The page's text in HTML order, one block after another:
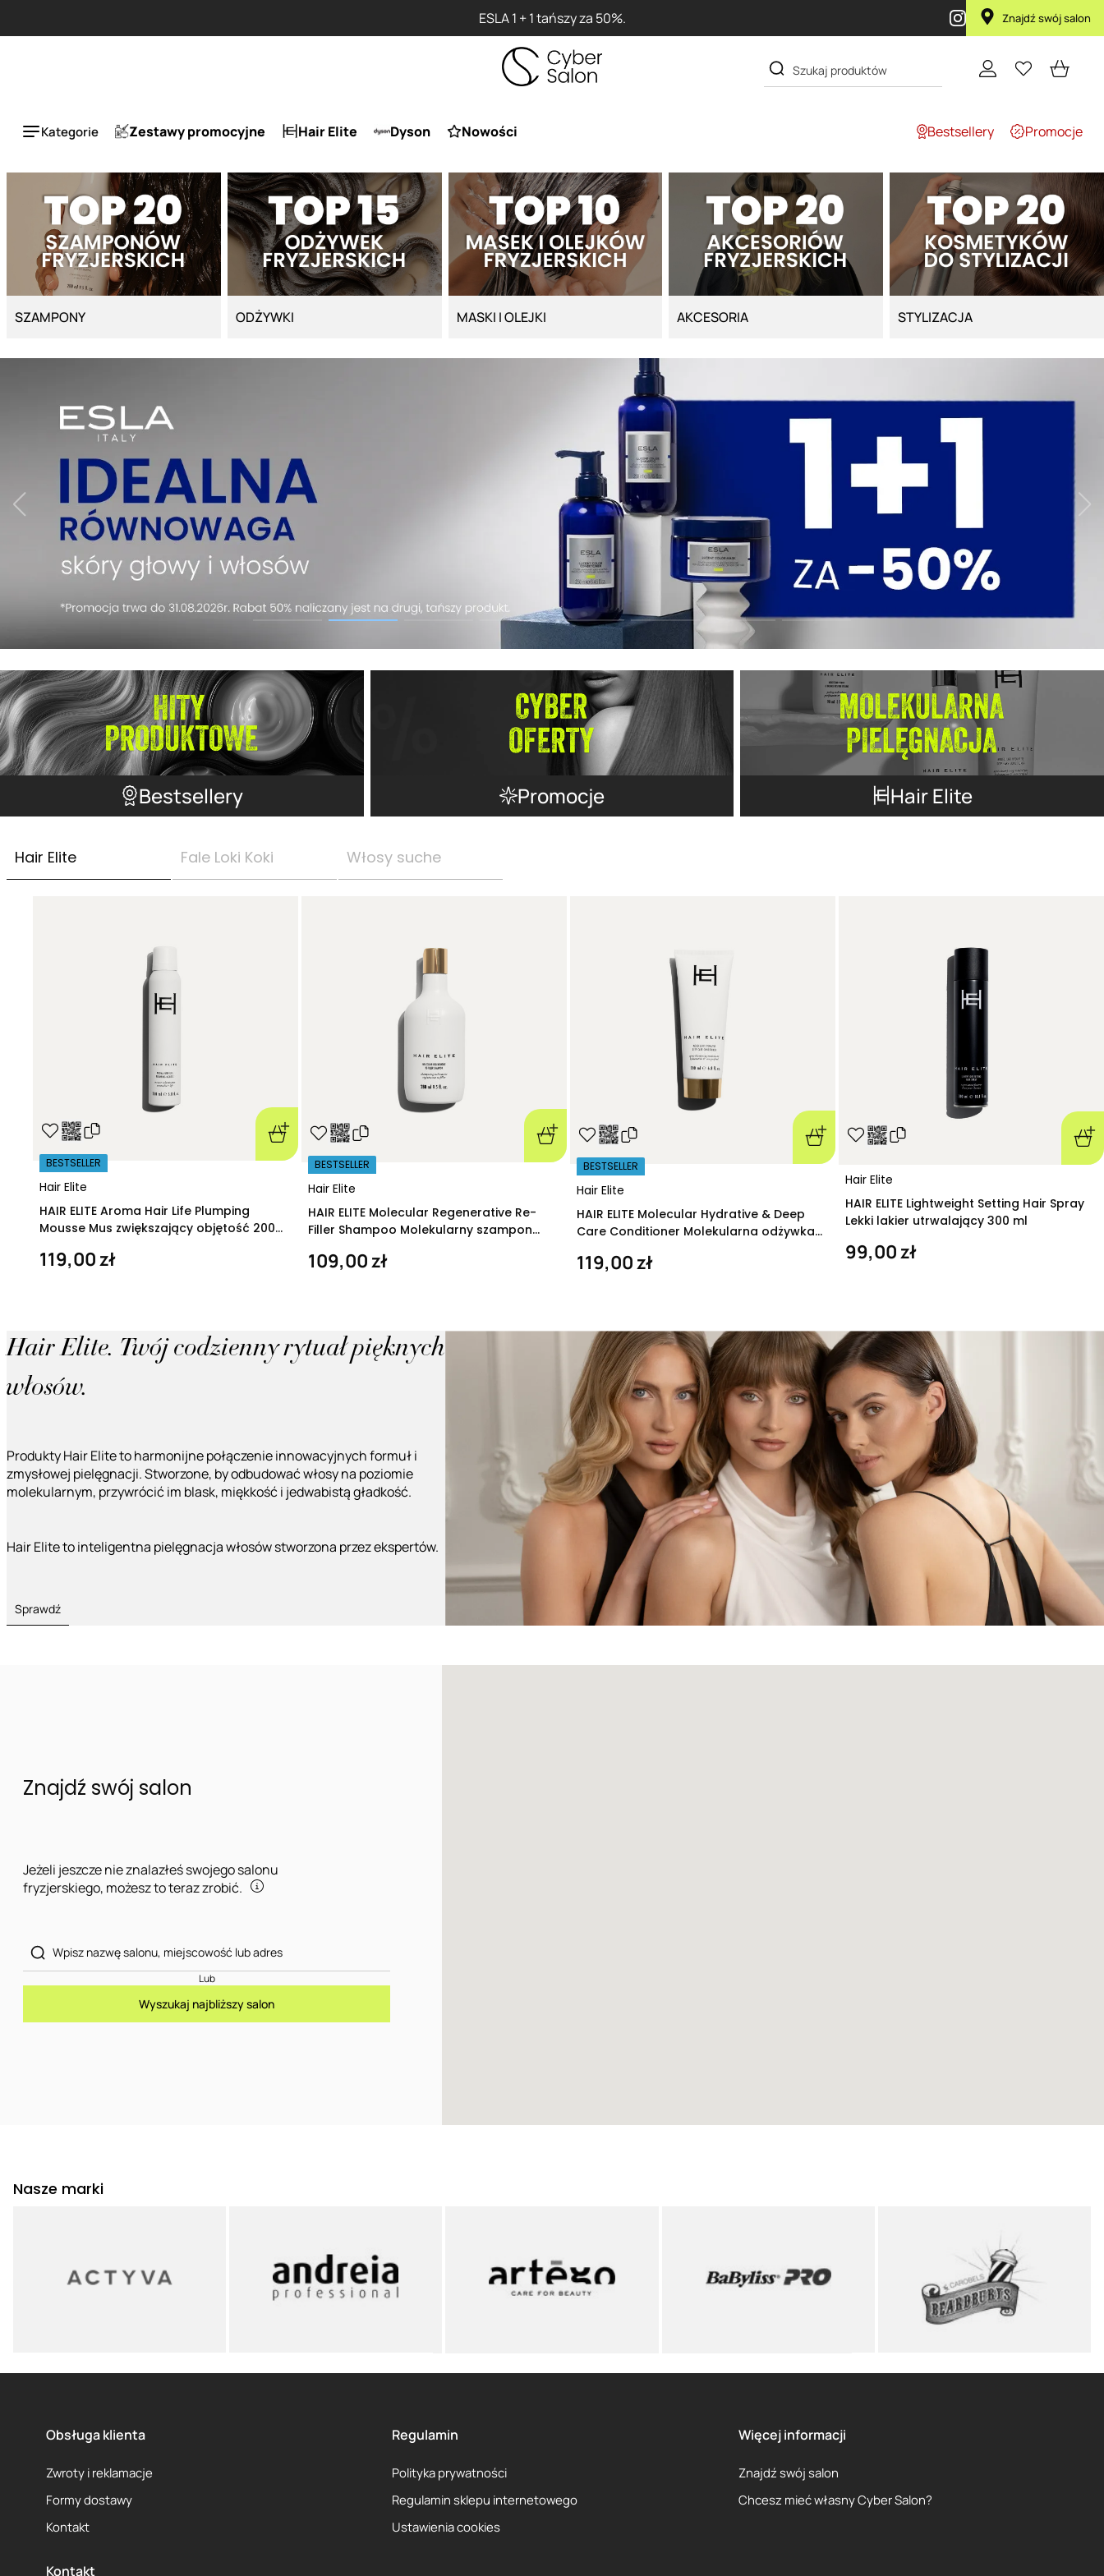
ESLA 1 + 1 tańszy za 50%. Znajdź swój salon
Kategorie Zestawy promocyjne Hair Elite Dyson Nowości Bestsellery Promocje
SZAMPONY ODŻYWKI MASKI I OLEJKI AKCESORIA STYLIZACJA
Bestsellery Promocje Hair Elite
Hair Elite Fale Loki Koki Włosy suche
Hair Elite
BESTSELLER
HAIR ELITE Aroma Hair Life Plumping
Mousse Mus zwiększający objętość 200
119,00 zł
Hair Elite
BESTSELLER
HAIR ELITE Molecular Regenerative Re-
Filler Shampoo Molekularny szampon
109,00 zł
Hair Elite
BESTSELLER
HAIR ELITE Molecular Hydrative & Deep
Care Conditioner Molekularna odżywka
119,00 zł
Hair Elite
HAIR ELITE Lightweight Setting Hair Spray
Lekki lakier utrwalający 300 ml
99,00 zł
Hair Elite. Twój codzienny rytuał pięknych
włosów.
Produkty Hair Elite to harmonijne połączenie innowacyjnych formuł i
zmysłowej pielęgnacji. Stworzone, by odbudować włosy na poziomie
molekularnym, przywrócić im blask, miękkość i jedwabistą gładkość.
Hair Elite to inteligentna pielęgnacja włosów stworzona przez ekspertów.
Sprawdź
Znajdź swój salon
Jeżeli jeszcze nie znalazłeś swojego salonu
fryzjerskiego, możesz to teraz zrobić.
Lub
Wyszukaj najbliższy salon
Nasze marki
Obsługa klienta
Zwroty i reklamacje
Formy dostawy
Kontakt
Regulamin
Polityka prywatności
Regulamin sklepu internetowego
Ustawienia cookies
Więcej informacji
Znajdź swój salon
Chcesz mieć własny Cyber Salon?
Kontakt